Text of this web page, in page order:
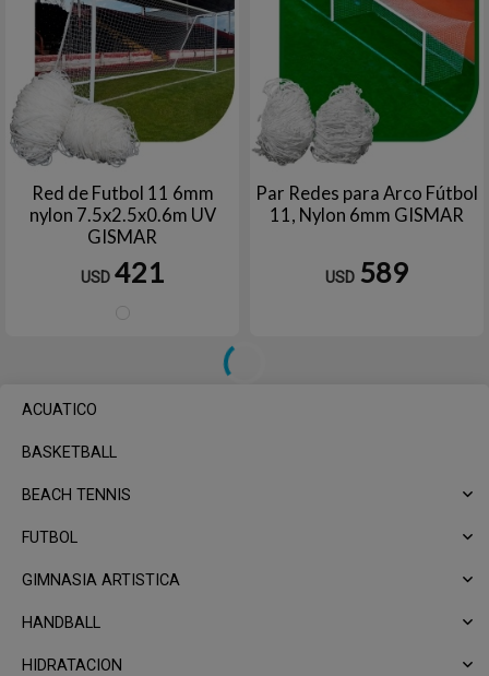
ACUATICO
BASKETBALL
BEACH TENNIS
FUTBOL
GIMNASIA ARTISTICA
HANDBALL
HIDRATACION
Red de Futbol 11 6mm
nylon 7.5x2.5x0.6m UV
GISMAR
USD 421
Par Redes para Arco Fútbol
11, Nylon 6mm GISMAR
USD 589